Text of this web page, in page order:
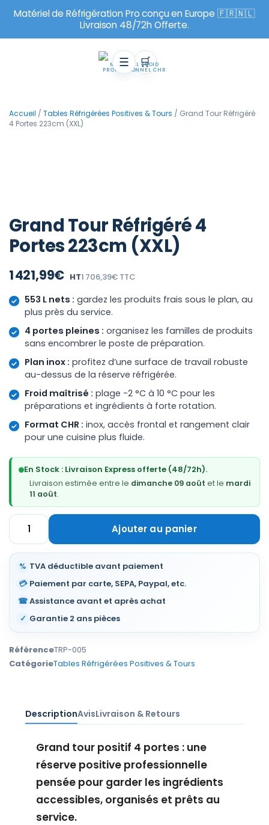
Matériel de Réfrigération Pro conçu en Europe 🇫🇷🇳🇱
Livraison 48/72h Offerte.
MATÉRIEL FROID
PROFESSIONNEL CHR
🛒
☰
Panier
Garantie 2 ans pièces
Commander
Accueil / Tables Réfrigérées Positives & Tours / Grand Tour Réfrigéré
4 Portes 223cm (XXL)
Grand Tour Réfrigéré 4
Portes 223cm (XXL)
1 421,99€ HT1 706,39€ TTC
553 L nets : gardez les produits frais sous le plan, au
plus près du service.
4 portes pleines : organisez les familles de produits
sans encombrer le poste de préparation.
Plan inox : profitez d’une surface de travail robuste
au-dessus de la réserve réfrigérée.
Froid maîtrisé : plage -2 °C à 10 °C pour les
préparations et ingrédients à forte rotation.
Format CHR : inox, accès frontal et rangement clair
pour une cuisine plus fluide.
En Stock : Livraison Express offerte (48/72h).
Livraison estimée entre le dimanche 09 août et le mardi
11 août.
Ajouter au panier
% TVA déductible avant paiement
💳 Paiement par carte, SEPA, Paypal, etc.
☎Assistance avant et après achat
✓ Garantie 2 ans pièces
RéférenceTRP-005
CatégorieTables Réfrigérées Positives & Tours
DescriptionAvisLivraison & Retours
Grand tour positif 4 portes : une
réserve positive professionnelle
pensée pour garder les ingrédients
accessibles, organisés et prêts au
service.